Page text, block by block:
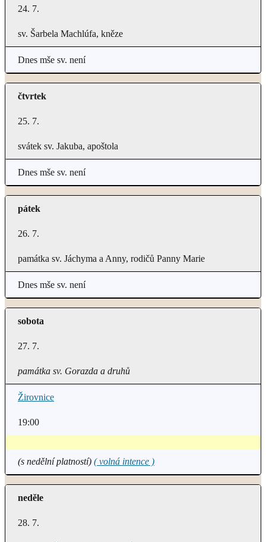
24. 7.
sv. Šarbela Machlúfa, kněze
Dnes mše sv. není
čtvrtek
25. 7.
svátek sv. Jakuba, apoštola
Dnes mše sv. není
pátek
26. 7.
památka sv. Jáchyma a Anny, rodičů Panny Marie
Dnes mše sv. není
sobota
27. 7.
památka sv. Gorazda a druhů
Žirovnice
19:00
(s nedělní platností) ( volná intence )
neděle
28. 7.